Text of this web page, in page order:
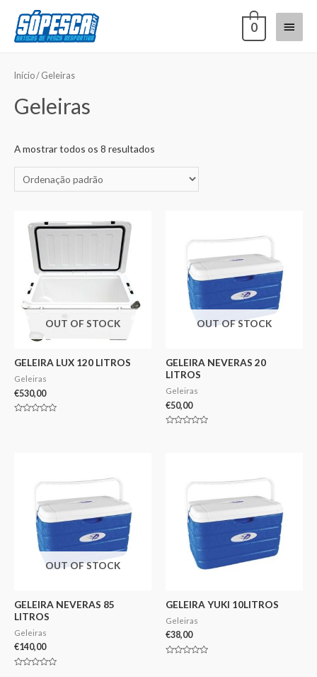
0
Início/ Geleiras
Geleiras
A mostrar todos os 8 resultados
OUT OF STOCK
GELEIRA LUX 120 LITROS
Geleiras
€530,00
OUT OF STOCK
GELEIRA NEVERAS 20
LITROS
Geleiras
€50,00
OUT OF STOCK
GELEIRA NEVERAS 85
LITROS
Geleiras
€140,00
GELEIRA YUKI 10LITROS
Geleiras
€38,00